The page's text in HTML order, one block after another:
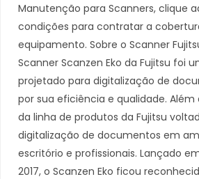
Manutenção para Scanners, clique
condições para contratar a
equipamento. Sobre o Scanner
Scanner Scanzen Eko da Fujitsu foi
projetado para digitalização de
por sua eficiência e qualidade. Além
da linha de produtos da Fujitsu
digitalização de documentos em
escritório e profissionais. Lançado
2017, o Scanzen Eko ficou